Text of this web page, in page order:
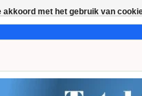
akkoord met het gebruik van